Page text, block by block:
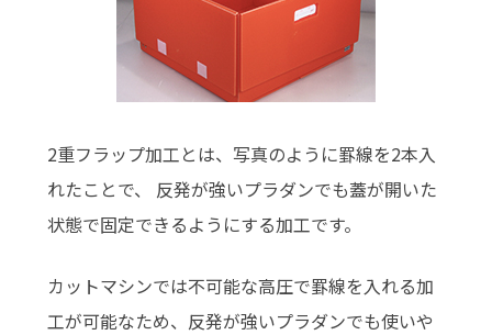
2重フラップ加工とは、写真のように罫線を2本入
れたことで、 反発が強いプラダンでも蓋が開いた
状態で固定できるようにする加工です。
カットマシンでは不可能な高圧で罫線を入れる加
工が可能なため、反発が強いプラダンでも使いや